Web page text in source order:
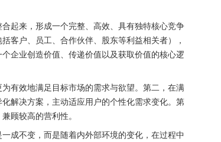
起来，形成一个完整、高效、具有独特核心竞争
客户、员工、合作伙伴、股东等利益相关者），
企业创造价值、传递价值以及获取价值的核心逻
有效地满足目标市场的需求与欲望。第二，在满
解决方案，主动适应用户的个性化需求变化。第
顾较高的营利性。
成不变，而是随着内外部环境的变化，在过程中